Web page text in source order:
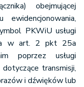
obejmującej
PKWiU usługi
w art. 2 pkt 25a
poprzez usługi
transmisji,
i dźwięków lub